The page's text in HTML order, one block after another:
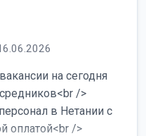
на сегодня
/>
в Нетании с
оплатой<br />